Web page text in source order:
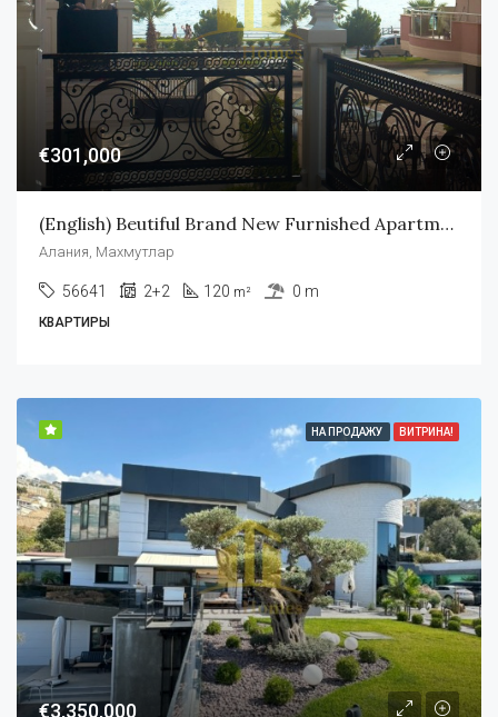
€301,000
(English) Beutiful Brand New Furnished Apartment At First Sea Line In Alanya Mahmutlar
Алания, Махмутлар
56641 2+2 120 m² 0 m
КВАРТИРЫ
НА ПРОДАЖУ ВИТРИНА!
€3,350,000